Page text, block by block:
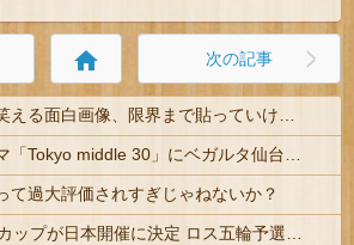
home 次の記事
【腹筋崩壊】最強に笑える面白画像、限界まで貼っていけｗｗｗ
フジテレビの新ドラマ「Tokyo middle 30」にベガルタ仙台っぽいネタが登場
て過大評価されすぎじゃねないか？
2028年のU23アジアカップが日本開催に決定 ロス五輪予選を兼ねた大会